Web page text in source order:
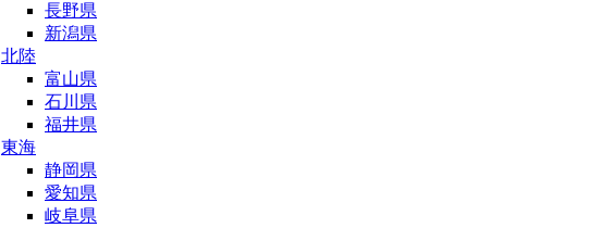
長野県
新潟県
北陸
富山県
石川県
福井県
東海
静岡県
愛知県
岐阜県